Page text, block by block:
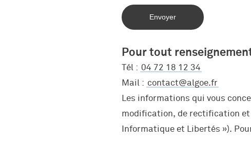
Algoé Executive / Stanton Chase
Immobilier et construction
Entreprises industrielles et de
Banque assurance
Événements sportifs et culturels
Réseau d’écoles
Pour tout
Tél : 04 72 18 12 34
Mail : contact@algoe.fr
Les informations qui vous
modification, de rectification et
Informatique et Libertés »).